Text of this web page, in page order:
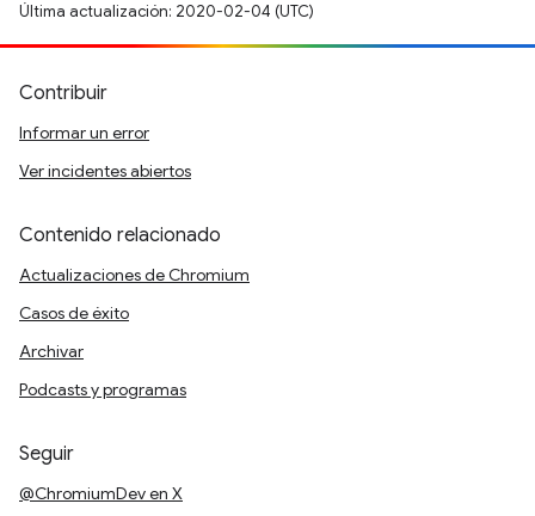
Última actualización: 2020-02-04 (UTC)
Contribuir
Informar un error
Ver incidentes abiertos
Contenido relacionado
Actualizaciones de Chromium
Casos de éxito
Archivar
Podcasts y programas
Seguir
@ChromiumDev en X